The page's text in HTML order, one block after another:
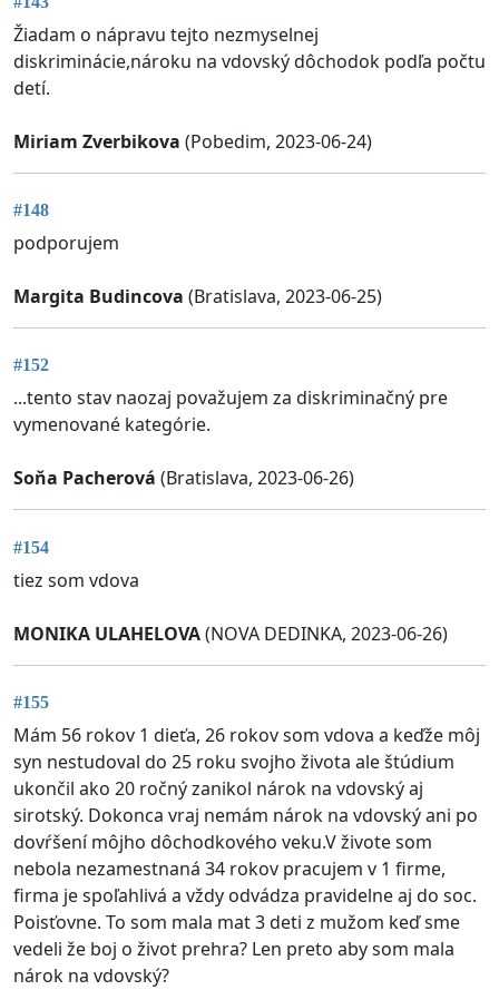
Žiadam o nápravu tejto nezmyselnej
diskriminácie,nároku na vdovský dôchodok podľa počtu
detí.
Miriam Zverbikova (Pobedim, 2023-06-24)
#148
podporujem
Margita Budincova (Bratislava, 2023-06-25)
#152
...tento stav naozaj považujem za diskriminačný pre
vymenované kategórie.
Soňa Pacherová (Bratislava, 2023-06-26)
#154
tiez som vdova
MONIKA ULAHELOVA(NOVA DEDINKA, 2023-06-26)
#155
Mám 56 rokov 1 dieťa, 26 rokov som vdova a keďže môj
syn nestudoval do 25 roku svojho života ale štúdium
ukončil ako 20 ročný zanikol nárok na vdovský aj
sirotský. Dokonca vraj nemám nárok na vdovský ani po
dovŕšení môjho dôchodkového veku.V živote som
nebola nezamestnaná 34 rokov pracujem v 1 firme,
firma je spoľahlivá a vždy odvádza pravidelne aj do soc.
Poisťovne. To som mala mat 3 deti z mužom keď sme
vedeli že boj o život prehra? Len preto aby som mala
nárok na vdovský?